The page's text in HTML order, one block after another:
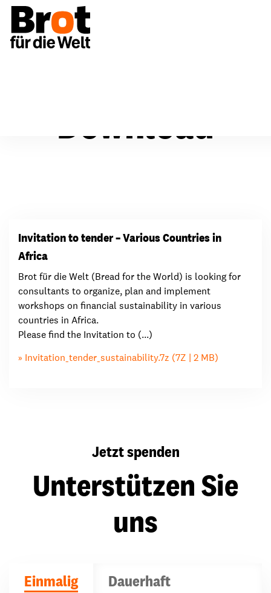
Download
Invitation to tender – Various Countries in
Africa
Brot für die Welt (Bread for the World) is looking for
consultants to organize, plan and implement
workshops on financial sustainability in various
countries in Africa.
Please find the Invitation to (...)
Invitation_tender_sustainability.7z (7Z | 2 MB)
Jetzt spenden
Unterstützen Sie
uns
Einmalig Dauerhaft